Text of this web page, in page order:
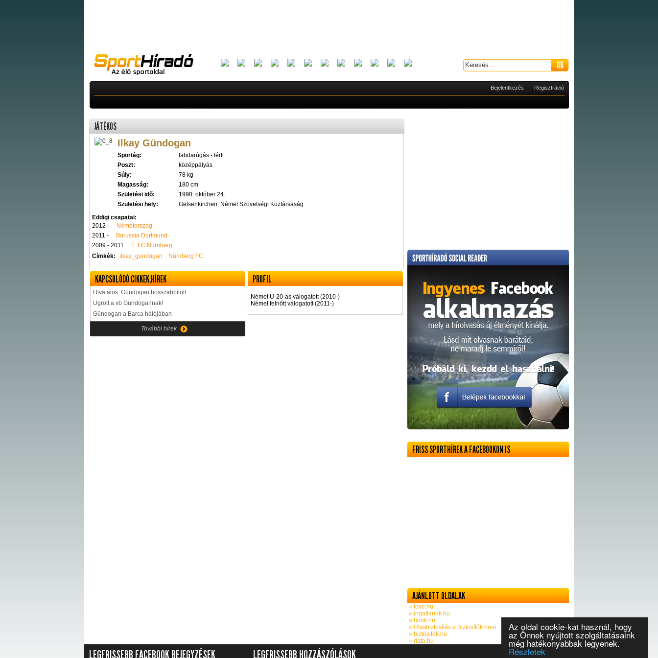
Az oldal cookie-kat használ, hogy
az Önnek nyújtott szolgáltatásaink
még hatékonyabbak legyenek.
Részletek
Bejelentkezés Regisztráció
JÁTÉKOS
Ilkay Gündogan
Sportág:
labdarúgás - férfi
Poszt:
középpályás
Súly:
78 kg
Magasság:
180 cm
Születési idő:
1990. október 24.
Születési hely:
Gelsenkirchen, Német Szövetségi Köztársaság
Eddigi csapatai:
2012 -
Németország
2011 -
Borussia Dortmund
2009 - 2011
1. FC Nürnberg
Címkék:
ilkay_gundogan Nürnberg FC
KAPCSOLÓDÓ CIKKEK,HÍREK
Hivatalos: Gündogan hosszabbított
Ugrott a vb Gündogannak!
Gündogan a Barca hálójában
További hírek
PROFIL
Német U-20-as válogatott (2010-)
Német felnőtt válogatott (2011-)
FRISS SPORTHÍREK A FACEBOOKON IS
AJÁNLOTT OLDALAK
» love.hu
» ingatlanok.hu
» book.hu
» Utasbiztosítás a Biztosítók.hu-n
» biztositok.hu
» data.hu
LEGFRISSEBB FACEBOOK BEJEGYZÉSEK LEGFRISSEBB HOZZÁSZÓLÁSOK